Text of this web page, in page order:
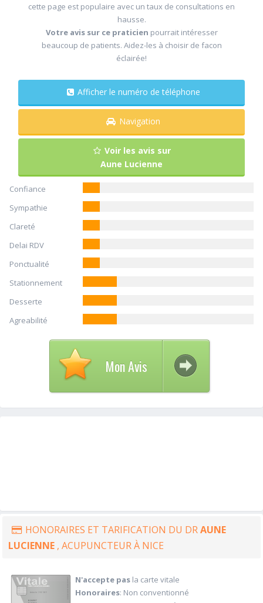
cette page est populaire avec un taux de consultations en
hausse.
Votre avis sur ce praticien pourrait intéresser
beaucoup de patients. Aidez-les à choisir de facon
éclairée!
Afficher le numéro de téléphone
Navigation
Voir les avis sur
Aune Lucienne
Confiance
Sympathie
Clareté
Delai RDV
Ponctualité
Stationnement
Desserte
Agreabilité
Mon Avis
HONORAIRES ET TARIFICATION DU DRAUNE
LUCIENNE , ACUPUNCTEUR À NICE
N'accepte pasla carte vitale
Honoraires: Non conventionné